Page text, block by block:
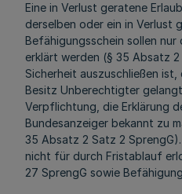
Eine in Verlust geratene
derselben oder ein in Verlust
Befähigungsschein sollen
erklärt werden (§ 35 Absatz
Sicherheit auszuschließen ist,
Besitz Unberechtigter
Verpflichtung, die Erklärung
Bundesanzeiger bekannt zu
35 Absatz 2 Satz 2
nicht für durch Fristablauf
27 SprengG sowie